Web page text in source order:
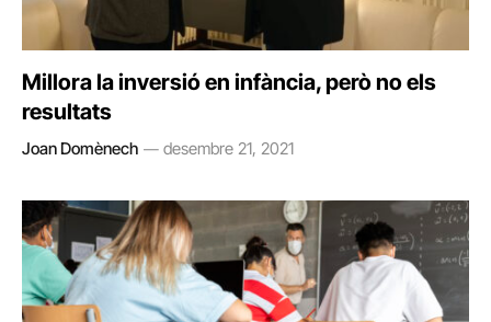
Millora la inversió en infància, però no els
resultats
Joan Domènech desembre 21, 2021